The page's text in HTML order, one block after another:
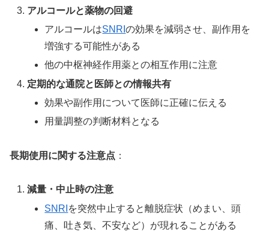
アルコールと薬物の回避
アルコールはSNRIの効果を減弱させ、副作用を
増強する可能性がある
他の中枢神経作用薬との相互作用に注意
定期的な通院と医師との情報共有
効果や副作用について医師に正確に伝える
用量調整の判断材料となる
長期使用に関する注意点 ：
減量・中止時の注意
SNRI を突然中止すると離脱症状（めまい、頭
痛、吐き気、不安など）が現れることがある